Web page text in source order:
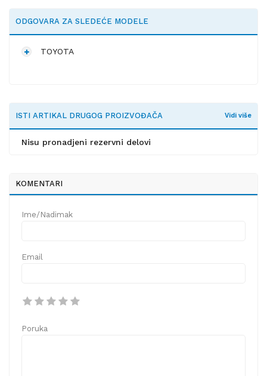
ODGOVARA ZA SLEDEĆE MODELE
TOYOTA
ISTI ARTIKAL DRUGOG PROIZVOĐAČA Vidi više
Nisu pronadjeni rezervni delovi
KOMENTARI
Ime/Nadimak
Email
Poruka